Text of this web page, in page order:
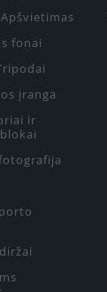
fonai
įranga
ir